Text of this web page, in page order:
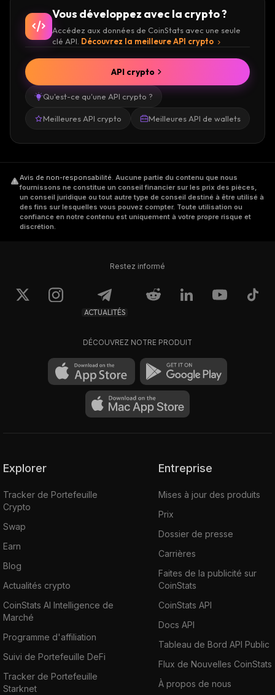
Vous développez avec la crypto ?
Accédez aux données de CoinStats avec une seule
clé API. Découvrez la meilleure API crypto
Qu'est-ce qu'une API crypto ?
Meilleures API crypto Meilleures API de wallets
API crypto
Avis de non-responsabilité. Aucune partie du contenu que nous
fournissons ne constitue un conseil financier sur les prix des pièces,
un conseil juridique ou tout autre type de conseil destiné à être utilisé à
des fins sur lesquelles vous pouvez compter. Toute utilisation ou
confiance en notre contenu est uniquement à votre propre risque et
discrétion.
Restez informé
ACTUALITÉS
DÉCOUVREZ NOTRE PRODUIT
Explorer
Tracker de Portefeuille
Crypto
Swap
Earn
Blog
Actualités crypto
CoinStats AI Intelligence de
Marché
Programme d'affiliation
Suivi de Portefeuille DeFi
Tracker de Portefeuille
Starknet
Entreprise
Mises à jour des produits
Prix
Dossier de presse
Carrières
Faites de la publicité sur
CoinStats
CoinStats API
Docs API
Tableau de Bord API Public
Flux de Nouvelles CoinStats
À propos de nous